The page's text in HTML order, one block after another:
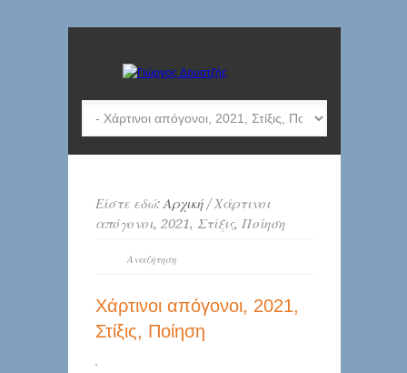
Είστε εδώ:Αρχική/ Χάρτινοι
απόγονοι, 2021, Στίξις, Ποίηση
Χάρτινοι απόγονοι, 2021,
Στίξις, Ποίηση